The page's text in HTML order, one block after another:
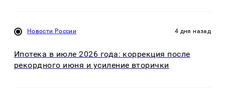
Новости России 4 дня назад
Ипотека в июле 2026 года: коррекция после
рекордного июня и усиление вторички